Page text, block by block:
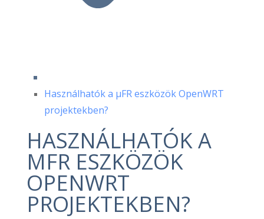
Használhatók a μFR eszközök OpenWRT
projektekben?
HASZNÁLHATÓK A
ΜFR ESZKÖZÖK
OPENWRT
PROJEKTEKBEN?